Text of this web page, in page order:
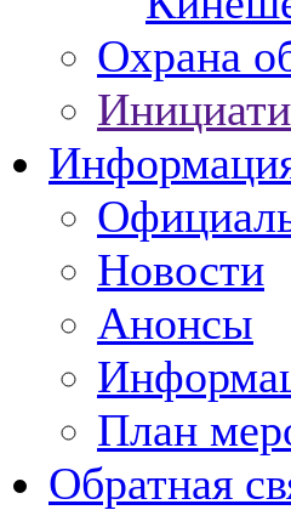
Охрана
Новости
Анонсы
План
Обратная